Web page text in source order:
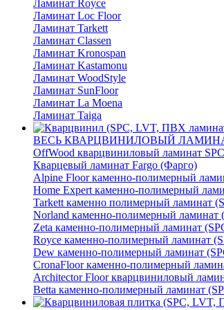
Ламинат Royce
Ламинат Loc Floor
Ламинат Tarkett
Ламинат Classen
Ламинат Kronospan
Ламинат Kastamonu
Ламинат WoodStyle
Ламинат SunFloor
Ламинат La Moena
Ламинат Taiga
ВЕСЬ КВАРЦВИНИЛОВЫЙ
OffWood кварцвиниловый ламинат SPC
Кварцевый ламинат Fargo (Фарго)
Alpine Floor каменно-полимерный
Home Expert каменно-полимерный
Tarkett каменно полимерный ламинат
Norland каменно-полимерный ламинат
Zeta каменно-полимерный ламинат
Royce каменно-полимерный ламинат
Dew каменно-полимерный ламинат
CronaFloor каменно-полимерный
Architector Floor кварцвиниловый
Betta каменно-полимерный ламинат